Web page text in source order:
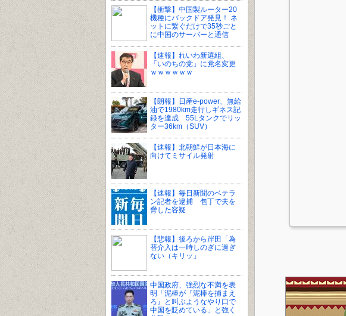
【衝撃】中国製ルーター20
機種にバックドア発見！ ネ
ットに繋ぐだけで35秒ごと
に中国のサーバーと通信
【速報】れいわ新選組、
「いのちの党」に党名変更
ｗｗｗｗｗｗ
【朗報】日産e-power、無給
油で1980km走行しギネス記
録を達成 55Lタンクでリッ
ター36km（SUV）
【速報】北朝鮮が日本海に
向けてミサイル発射
【速報】毎日新聞のベテラ
ン記者を逮捕 包丁で夫を
脅した容疑
【悲報】後ろから岸田「為
替介入は一時しのぎに過ぎ
ない（キリッ」
中国政府、強烈な不満を表
明「泥棒が『泥棒を捕まえ
ろ』と叫ぶようなやり口で
中国を貶めている」と強く